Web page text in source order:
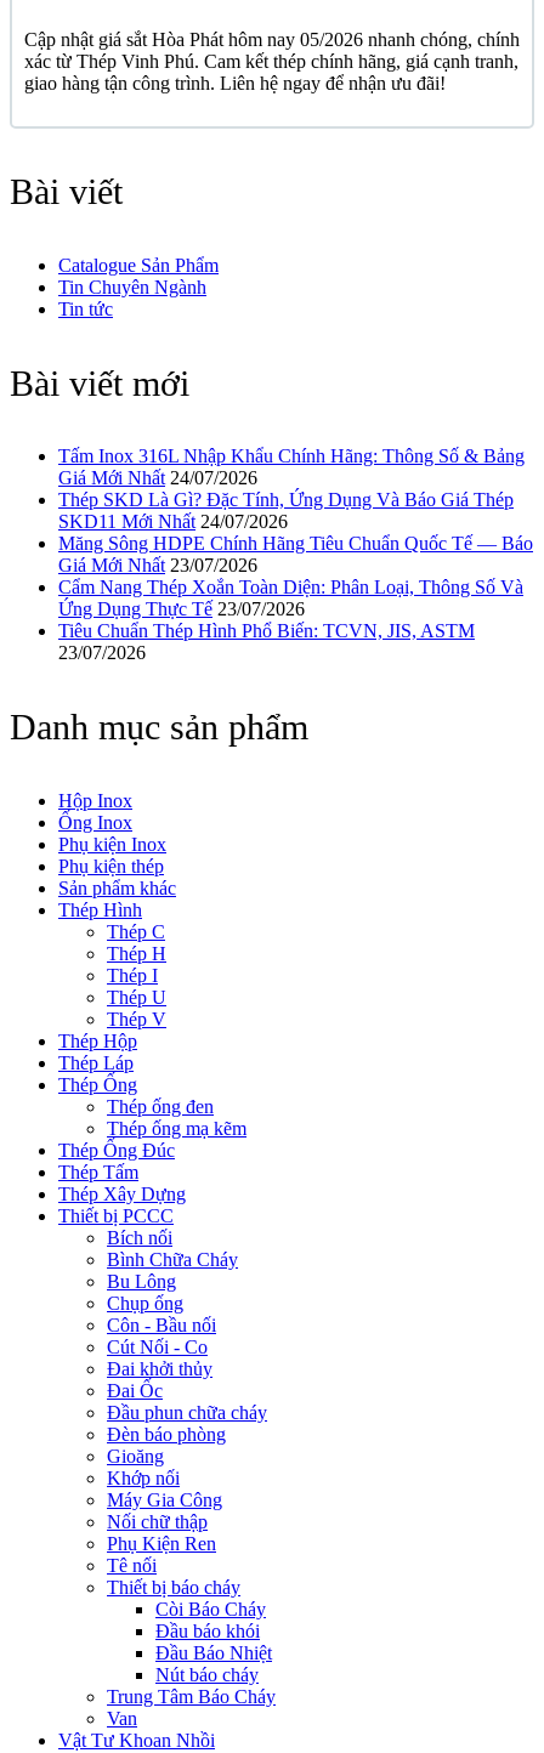
Cập nhật giá sắt Hòa Phát hôm nay 05/2026 nhanh chóng, chính
xác từ Thép Vinh Phú. Cam kết thép chính hãng, giá cạnh tranh,
giao hàng tận công trình. Liên hệ ngay để nhận ưu đãi!
Bài viết
Catalogue Sản Phẩm
Tin Chuyên Ngành
Tin tức
Bài viết mới
Tấm Inox 316L Nhập Khẩu Chính Hãng: Thông Số & Bảng
Giá Mới Nhất 24/07/2026
Thép SKD Là Gì? Đặc Tính, Ứng Dụng Và Báo Giá Thép
SKD11 Mới Nhất 24/07/2026
Măng Sông HDPE Chính Hãng Tiêu Chuẩn Quốc Tế — Báo
Giá Mới Nhất 23/07/2026
Cẩm Nang Thép Xoắn Toàn Diện: Phân Loại, Thông Số Và
Ứng Dụng Thực Tế 23/07/2026
Tiêu Chuẩn Thép Hình Phổ Biến: TCVN, JIS, ASTM
23/07/2026
Danh mục sản phẩm
Hộp Inox
Ống Inox
Phụ kiện Inox
Phụ kiện thép
Sản phẩm khác
Thép Hình
Thép C
Thép H
Thép I
Thép U
Thép V
Thép Hộp
Thép Láp
Thép Ống
Thép ống đen
Thép ống mạ kẽm
Thép Ống Đúc
Thép Tấm
Thép Xây Dựng
Thiết bị PCCC
Bích nối
Bình Chữa Cháy
Bu Lông
Chụp ống
Côn - Bầu nối
Cút Nối - Co
Đai khởi thủy
Đai Ốc
Đầu phun chữa cháy
Đèn báo phòng
Gioăng
Khớp nối
Máy Gia Công
Nối chữ thập
Phụ Kiện Ren
Tê nối
Thiết bị báo cháy
Còi Báo Cháy
Đầu báo khói
Đầu Báo Nhiệt
Nút báo cháy
Trung Tâm Báo Cháy
Van
Vật Tư Khoan Nhồi